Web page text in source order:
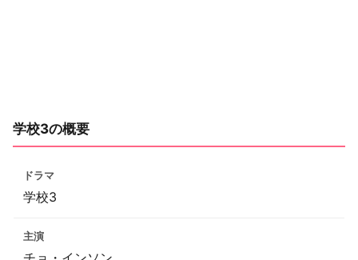
学校3の概要
ドラマ
学校3
主演